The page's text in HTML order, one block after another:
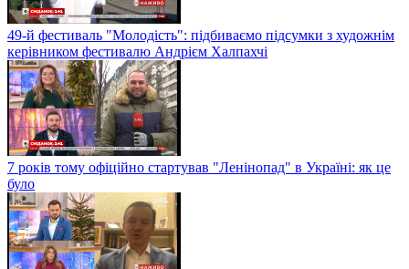
49-й фестиваль "Молодість": підбиваємо підсумки з художнім
керівником фестивалю Андрієм Халпахчі
7 років тому офіційно стартував "Ленінопад" в Україні: як це
було